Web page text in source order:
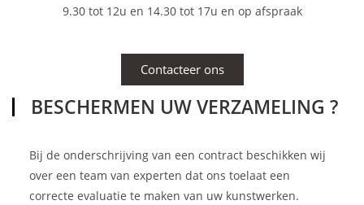
9.30 tot 12u en 14.30 tot 17u en op afspraak
Contacteer ons
BESCHERMEN UW VERZAMELING ?
Bij de onderschrijving van een contract beschikken wij
over een team van experten dat ons toelaat een
correcte evaluatie te maken van uw kunstwerken.